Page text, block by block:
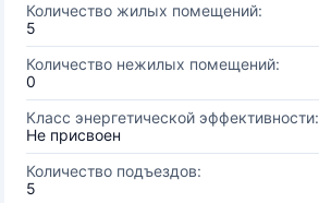
Количество жилых помещений:
5
Количество нежилых помещений:
0
Класс энергетической эффективности:
Не присвоен
Количество подъездов:
5